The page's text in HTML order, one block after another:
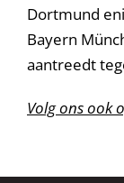
Dortmund
Bayern
aantreedt
Volg ons ook